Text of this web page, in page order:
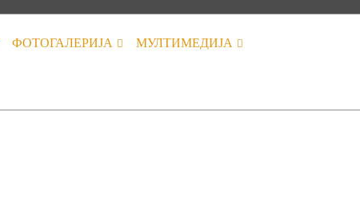
ФОТОГАЛЕРИЈА МУЛТИМЕДИЈА